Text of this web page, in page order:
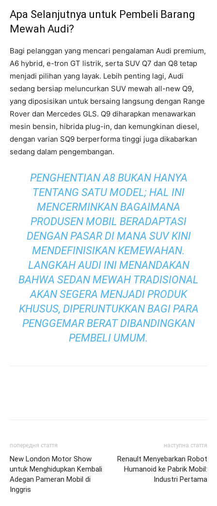
Apa Selanjutnya untuk Pembeli Barang
Mewah Audi?
Bagi pelanggan yang mencari pengalaman Audi premium,
A6 hybrid, e-tron GT listrik, serta SUV Q7 dan Q8 tetap
menjadi pilihan yang layak. Lebih penting lagi, Audi
sedang bersiap meluncurkan SUV mewah all-new Q9,
yang diposisikan untuk bersaing langsung dengan Range
Rover dan Mercedes GLS. Q9 diharapkan menawarkan
mesin bensin, hibrida plug-in, dan kemungkinan diesel,
dengan varian SQ9 berperforma tinggi juga dikabarkan
sedang dalam pengembangan.
PENGHENTIAN A8 BUKAN HANYA
TENTANG SATU MODEL; HAL INI
MENCERMINKAN BAGAIMANA
PRODUSEN MOBIL BERADAPTASI
DENGAN PASAR DI MANA SUV KINI
MENDEFINISIKAN KEMEWAHAN.
LANGKAH AUDI INI MENANDAKAN
BAHWA SEDAN MEWAH TRADISIONAL
AKAN SEGERA MENJADI PRODUK
KHUSUS, DIPERUNTUKKAN BAGI PARA
PENGGEMAR BERAT DIBANDINGKAN
PEMBELI UMUM.
попередня стаття
New London Motor Show
untuk Menghidupkan Kembali
Adegan Pameran Mobil di
Inggris
наступна стаття
Renault Menyebarkan Robot
Humanoid ke Pabrik Mobil:
Industri Pertama